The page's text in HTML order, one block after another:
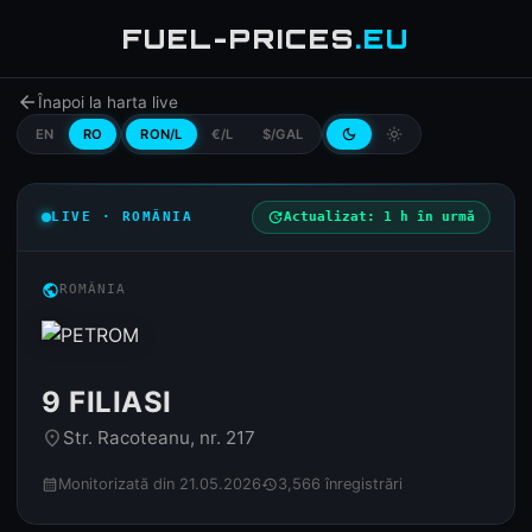
FUEL-PRICES.EU
arrow_backÎnapoi la harta live
EN RO RON/L €/L $/GAL dark_mode light_mode
LIVE · ROMÂNIA updateActualizat: 1 h în urmă
publicROMÂNIA
9 FILIASI
place Str. Racoteanu, nr. 217
calendar_month Monitorizată din 21.05.2026history3,566 înregistrări